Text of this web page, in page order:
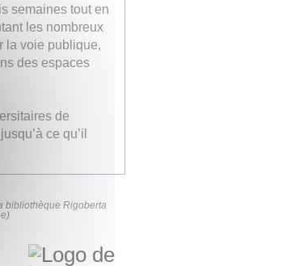
semaines tout en
les nombreux
la voie publique,
des espaces
de
ce qu’il
bibliothèque Rigoberta